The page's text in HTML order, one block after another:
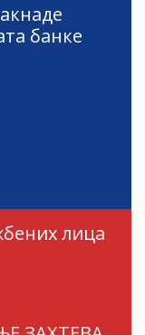
банке
лица